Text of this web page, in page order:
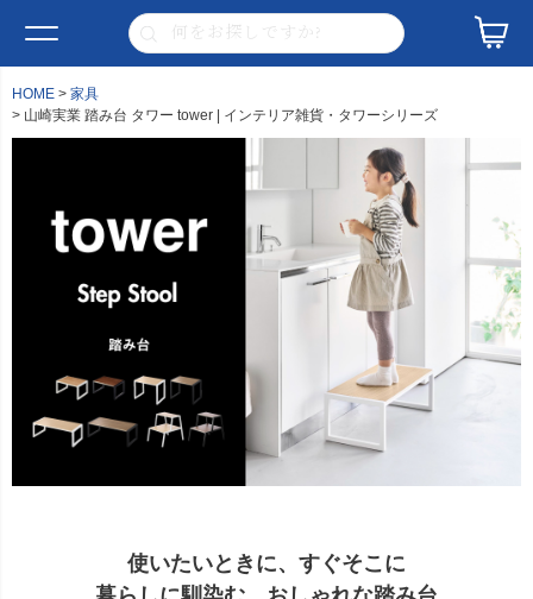
HOME
家具
山崎実業 踏み台 タワー tower | インテリア雑貨・タワーシリーズ
使いたいときに、すぐそこに